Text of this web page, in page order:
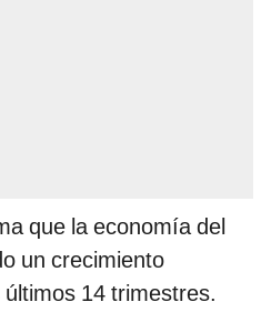
que la economía del
un crecimiento
14 trimestres.